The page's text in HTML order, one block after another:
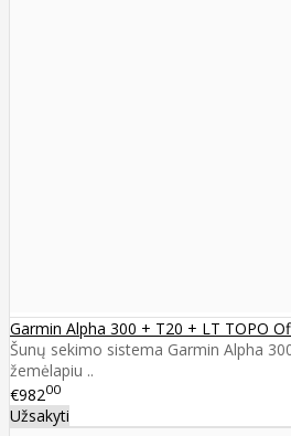
Garmin Alpha 300 + T20 + LT TOPO
Šunų sekimo sistema Garmin Alpha
žemėlapiu ..
€98200
Užsakyti